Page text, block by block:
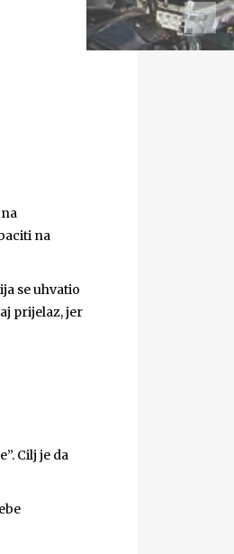
na
se uhvatio
prijelaz, jer
Cilj je da